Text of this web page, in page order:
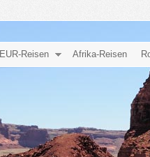
EUR-Reisen Afrika-Reisen